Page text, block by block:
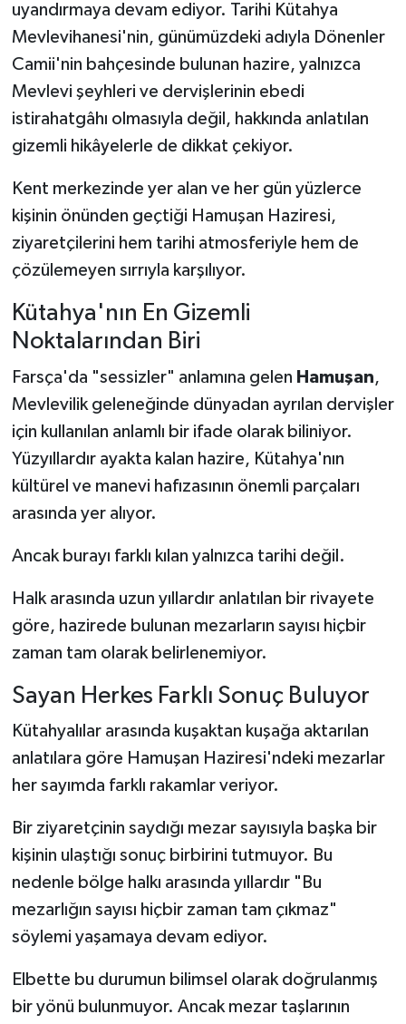
uyandırmaya devam ediyor. Tarihi Kütahya
Mevlevihanesi'nin, günümüzdeki adıyla Dönenler
Camii'nin bahçesinde bulunan hazire, yalnızca
Mevlevi şeyhleri ve dervişlerinin ebedi
istirahatgâhı olmasıyla değil, hakkında anlatılan
gizemli hikâyelerle de dikkat çekiyor.
Kent merkezinde yer alan ve her gün yüzlerce
kişinin önünden geçtiği Hamuşan Haziresi,
ziyaretçilerini hem tarihi atmosferiyle hem de
çözülemeyen sırrıyla karşılıyor.
Kütahya'nın En Gizemli
Noktalarından Biri
Farsça'da "sessizler" anlamına gelen Hamuşan,
Mevlevilik geleneğinde dünyadan ayrılan dervişler
için kullanılan anlamlı bir ifade olarak biliniyor.
Yüzyıllardır ayakta kalan hazire, Kütahya'nın
kültürel ve manevi hafızasının önemli parçaları
arasında yer alıyor.
Ancak burayı farklı kılan yalnızca tarihi değil.
Halk arasında uzun yıllardır anlatılan bir rivayete
göre, hazirede bulunan mezarların sayısı hiçbir
zaman tam olarak belirlenemiyor.
Sayan Herkes Farklı Sonuç Buluyor
Kütahyalılar arasında kuşaktan kuşağa aktarılan
anlatılara göre Hamuşan Haziresi'ndeki mezarlar
her sayımda farklı rakamlar veriyor.
Bir ziyaretçinin saydığı mezar sayısıyla başka bir
kişinin ulaştığı sonuç birbirini tutmuyor. Bu
nedenle bölge halkı arasında yıllardır "Bu
mezarlığın sayısı hiçbir zaman tam çıkmaz"
söylemi yaşamaya devam ediyor.
Elbette bu durumun bilimsel olarak doğrulanmış
bir yönü bulunmuyor. Ancak mezar taşlarının
Teknoloji
Vefat Haberleri